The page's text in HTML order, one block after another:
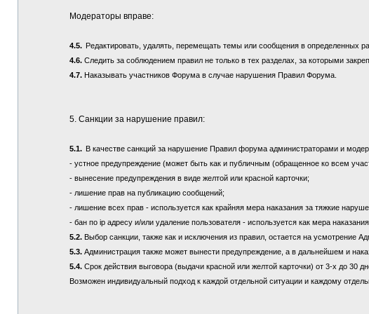
Модераторы вправе:
4.5. Редактировать, удалять, перемещать темы или сообщения в определенных
4.6.Следить за соблюдением правил не только в тех разделах, за которыми
4.7.Наказывать участников Форума в случае нарушения Правил Форума.
5. Санкции за нарушение правил:
5.1. В качестве санкций за нарушение Правил форума администраторами и
- устное предупреждение (может быть как и публичным (обращенное ко всем
- вынесение предупреждения в виде желтой или красной карточки;
- лишение прав на публикацию сообщений;
- лишение всех прав - используется как крайняя мера наказания за тяжкие
- бан по ip адресу и/или удаление пользователя - используется как мера
5.2.Выбор санкции, также как и исключения из правил, остается на усмотрение
5.3.Администрация также может вынести предупреждение, а в дальнейшем и
5.4.Срок действия выговора (выдачи красной или желтой карточки) от 3-х до 30
Возможен индивидуальный подход к каждой отдельной ситуации и каждому